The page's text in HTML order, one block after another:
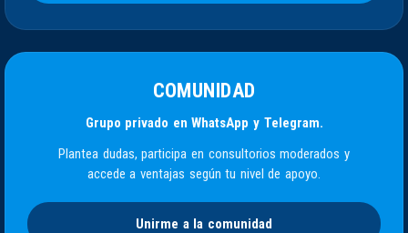
COMUNIDAD
Grupo privado en WhatsApp y Telegram.
Plantea dudas, participa en consultorios moderados y
accede a ventajas según tu nivel de apoyo.
Unirme a la comunidad